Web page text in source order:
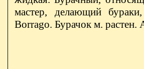
мастер, делающий
Borrago. Бурачок м. растен.